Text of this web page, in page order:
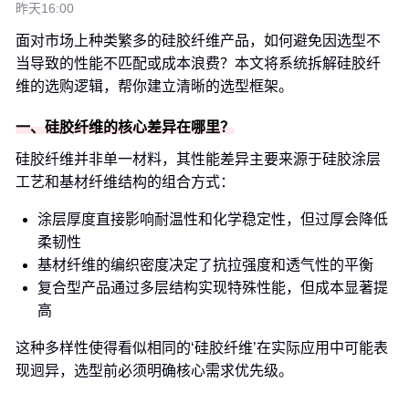
昨天16:00
面对市场上种类繁多的硅胶纤维产品，如何避免因选型不
当导致的性能不匹配或成本浪费？本文将系统拆解硅胶纤
维的选购逻辑，帮你建立清晰的选型框架。
一、硅胶纤维的核心差异在哪里？
硅胶纤维并非单一材料，其性能差异主要来源于硅胶涂层
工艺和基材纤维结构的组合方式：
涂层厚度直接影响耐温性和化学稳定性，但过厚会降低
柔韧性
基材纤维的编织密度决定了抗拉强度和透气性的平衡
复合型产品通过多层结构实现特殊性能，但成本显著提
高
这种多样性使得看似相同的‘硅胶纤维’在实际应用中可能表
现迥异，选型前必须明确核心需求优先级。